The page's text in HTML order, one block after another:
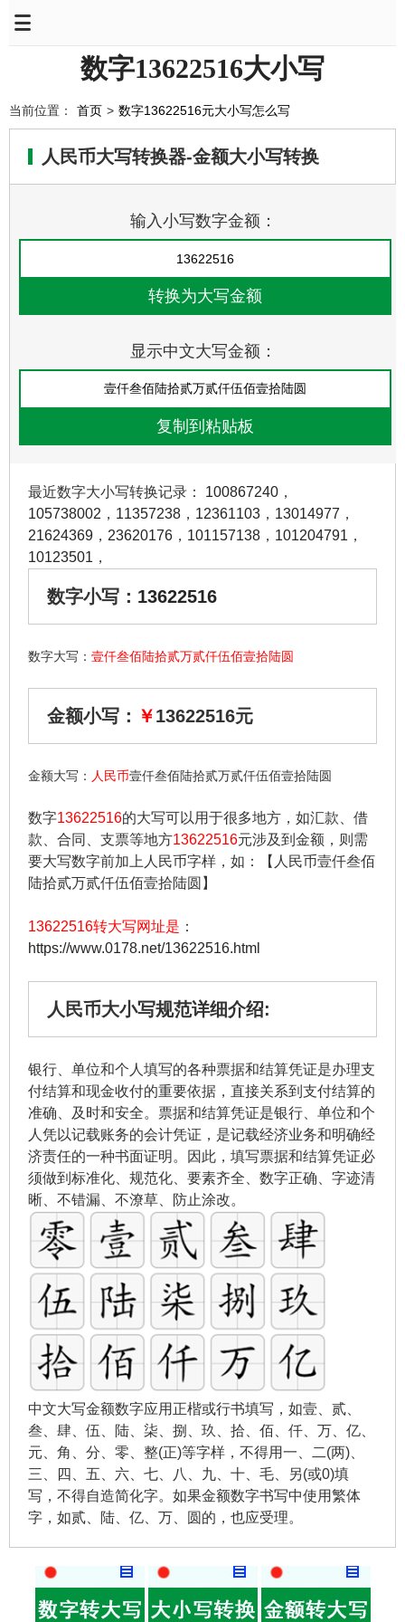
数字13622516大小写
当前位置： 首页 > 数字13622516元大小写怎么写
人民币大写转换器-金额大小写转换
输入小写数字金额：
显示中文大写金额：
最近数字大小写转换记录： 100867240 ，
105738002 ， 11357238 ， 12361103 ， 13014977 ，
21624369 ， 23620176 ， 101157138 ， 101204791 ，
10123501 ，
数字小写： 13622516
数字大写： 壹仟叁佰陆拾贰万贰仟伍佰壹拾陆圆
金额小写： ￥13622516元
金额大写： 人民币壹仟叁佰陆拾贰万贰仟伍佰壹拾陆圆
数字13622516的大写可以用于很多地方，如汇款、借
款、合同、支票等地方13622516元涉及到金额，则需
要大写数字前加上人民币字样，如：【人民币壹仟叁佰
陆拾贰万贰仟伍佰壹拾陆圆】
13622516转大写网址是 ：
https://www.0178.net/13622516.html
人民币大小写规范详细介绍:
银行、单位和个人填写的各种票据和结算凭证是办理支
付结算和现金收付的重要依据，直接关系到支付结算的
准确、及时和安全。票据和结算凭证是银行、单位和个
人凭以记载账务的会计凭证，是记载经济业务和明确经
济责任的一种书面证明。因此，填写票据和结算凭证必
须做到标准化、规范化、要素齐全、数字正确、字迹清
晰、不错漏、不潦草、防止涂改。
中文大写金额数字应用正楷或行书填写，如壹、贰、
叁、肆、伍、陆、柒、捌、玖、拾、佰、仟、万、亿、
元、角、分、零、整(正)等字样，不得用一、二(两)、
三、四、五、六、七、八、九、十、毛、另(或0)填
写，不得自造简化字。如果金额数字书写中使用繁体
字，如贰、陆、亿、万、圆的，也应受理。